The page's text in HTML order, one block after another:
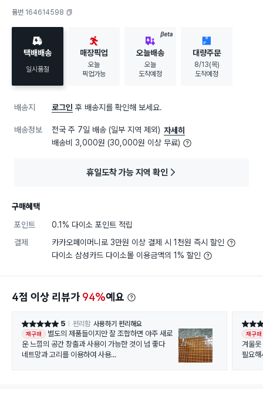
품번 164614598
택배배송
일시품절
매장픽업
오늘
픽업가능
BETA
오늘배송
오늘
도착예정
대량주문
8/13(목)
도착예정
배송지 로그인 후 배송지를 확인해 보세요.
배송정보 전국 주 7일 배송 (일부 지역 제외) 자세히
배송비 3,000원 (30,000원 이상 무료)
휴일도착 가능 지역 확인
구매혜택
포인트
0.1% 다이소 포인트 적립
결제
카카오페이머니로 3만원 이상 결제 시 1천원 즉시 할인
다이소 삼성카드 다이소몰 이용금액의 1% 할인
4점 이상 리뷰가 94%예요
별점 5점 5 편리함 사용하기 편리해요
재구매
별도의 제품들이지만 잘 조합하면 야주 새로
운 느낌의 공간 창출과 사용이 가능한 것이 넘 좋다
네트망과 고리를 이용하여 사용...
별점 5
재구매
겨울옷
필요